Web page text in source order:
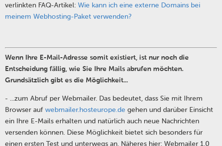
verlinkten FAQ-Artikel: Wie kann ich eine externe Domains bei
meinem Webhosting-Paket verwenden?
Wenn Ihre E-Mail-Adresse somit existiert, ist nur noch die
Entscheidung fällig, wie Sie Ihre Mails abrufen möchten.
Grundsätzlich gibt es die Möglichkeit...
- ...zum Abruf per Webmailer. Das bedeutet, dass Sie mit Ihrem
Browser auf webmailer.hosteurope.de gehen und darüber Einsicht
ein Ihre E-Mails erhalten und natürlich auch neue Nachrichten
versenden können. Diese Möglichkeit bietet sich besonders für
einen ersten Test und unterwegs an. Näheres hier: Webmailer 1.0